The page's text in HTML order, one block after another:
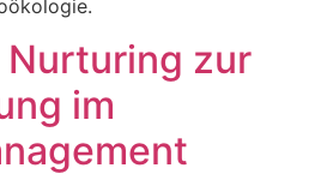
Nurturing zur
im